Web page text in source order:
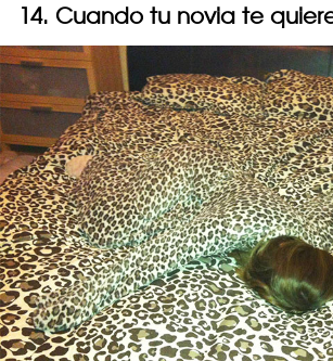
14. Cuando tu novia te